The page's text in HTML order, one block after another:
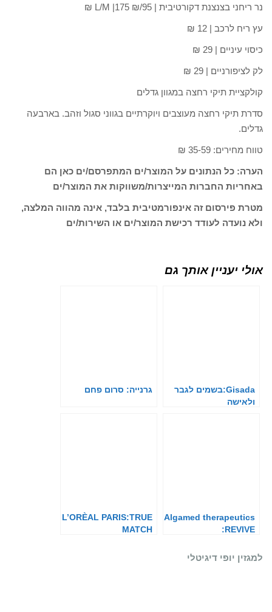
נר ריחני בצנצנת דקורטיבית | L/M |175 ₪/95 ₪
עץ ריח לרכב | 12 ₪
כיסוי עיניים | 29 ₪
לק לציפורניים | 29 ₪
קולקציית תיקי רחצה במגוון גדלים
סדרת תיקי רחצה מעוצבים ויוקרתיים בגווני סגול וזהב. בארבעה
גדלים.
טווח מחירים: 35-59 ₪
הערה: כל הנתונים על המוצר/ים המתפרסם/ים כאן הם
באחריות החברות המייצרות/משווקות את המוצר/ים
מטרת פירסום זה אינפורמטיבית בלבד, אינה מהווה המלצה,
ולא נועדה לעודד רכישת המוצר/ים או השירות/ים
אולי יעניין אותך גם
Gisada:בשמים לגבר
ולאישה
גרנייה: סרום פחם
Algamed therapeutics
:REVIVE
L’ORÈAL PARIS:TRUE
MATCH
למגזין יופי דיגיטלי